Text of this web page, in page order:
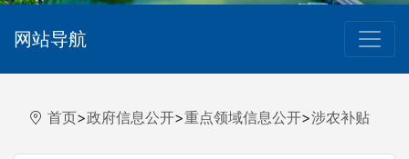
网站导航
首页>政府信息公开>重点领域信息公开>涉农补贴